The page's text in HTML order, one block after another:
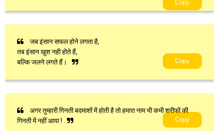
Copy
जब इंसान सफल होने लगता है,
तब इंसान खुश नही होते हैं,
बल्कि जलने लगते हैं।
Copy
अगर तुम्हारी गिनती बदमाशों में होती है तो हमारा नाम भी कभी शरीफों की
गिनती में नहीं आया !
Copy